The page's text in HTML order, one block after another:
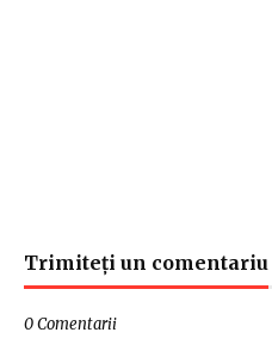
Trimiteți un comentariu
0 Comentarii